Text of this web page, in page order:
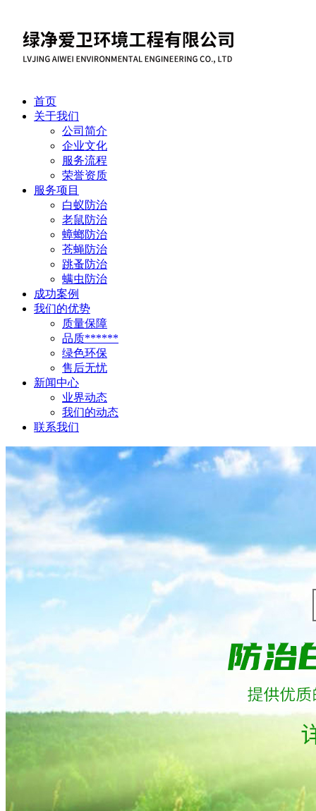
首页
关于我们
公司简介
企业文化
服务流程
荣誉资质
服务项目
白蚁防治
老鼠防治
蟑螂防治
苍蝇防治
跳蚤防治
螨虫防治
成功案例
我们的优势
质量保障
品质******
绿色环保
售后无忧
新闻中心
业界动态
我们的动态
联系我们